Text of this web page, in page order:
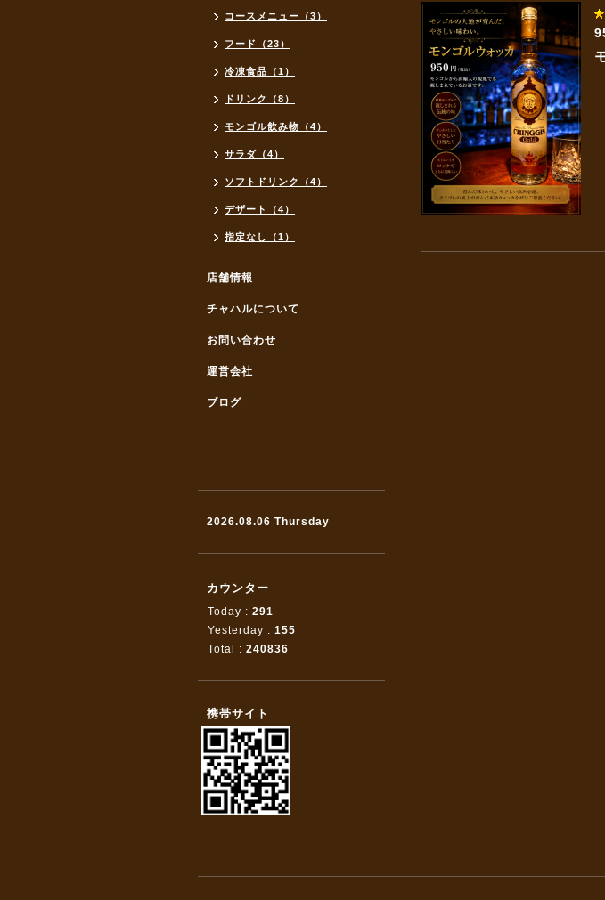
コースメニュー（3）
フード（23）
冷凍食品（1）
ドリンク（8）
モンゴル飲み物（4）
サラダ（4）
ソフトドリンク（4）
デザート（4）
指定なし（1）
店舗情報
チャハルについて
お問い合わせ
運営会社
ブログ
2026.08.06 Thursday
カウンター
Today : 291
Yesterday : 155
Total : 240836
携帯サイト